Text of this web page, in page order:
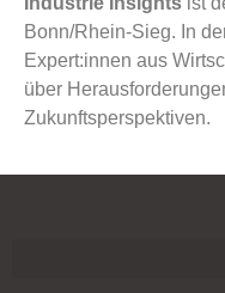
Bonn/Rhein-Sieg. In
Expert:innen aus
über
Zukunftsperspektiven.